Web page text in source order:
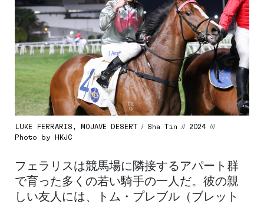
LUKE FERRARIS, MOJAVE DESERT / Sha Tin // 2024 ///
Photo by HKJC
フェラリスは競馬場に隣接するアパート群
で育った多くの若い騎手の一人だ。彼の親
しい友人には、トム・プレブル（ブレット